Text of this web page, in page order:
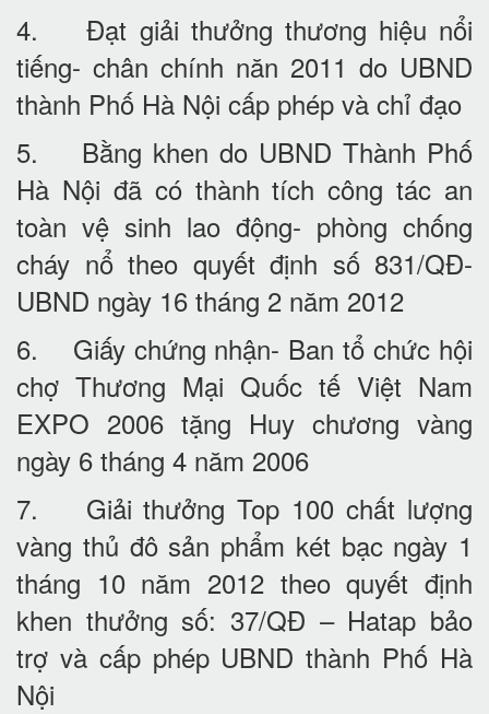
4. Đạt giải thưởng thương hiệu nổi
tiếng- chân chính năn 2011 do UBND
thành Phố Hà Nội cấp phép và chỉ đạo
5. Bằng khen do UBND Thành Phố
Hà Nội đã có thành tích công tác an
toàn vệ sinh lao động- phòng chống
cháy nổ theo quyết định số 831/QĐ-
UBND ngày 16 tháng 2 năm 2012
6. Giấy chứng nhận- Ban tổ chức hội
chợ Thương Mại Quốc tế Việt Nam
EXPO 2006 tặng Huy chương vàng
ngày 6 tháng 4 năm 2006
7. Giải thưởng Top 100 chất lượng
vàng thủ đô sản phẩm két bạc ngày 1
tháng 10 năm 2012 theo quyết định
khen thưởng số: 37/QĐ – Hatap bảo
trợ và cấp phép UBND thành Phố Hà
Nội